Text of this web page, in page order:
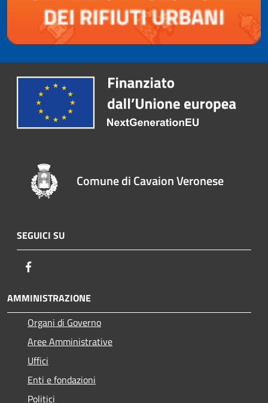
Comune di Cavaion Veronese
SEGUICI SU
AMMINISTRAZIONE
Organi di Governo
Aree Amministrative
Uffici
Enti e fondazioni
Politici